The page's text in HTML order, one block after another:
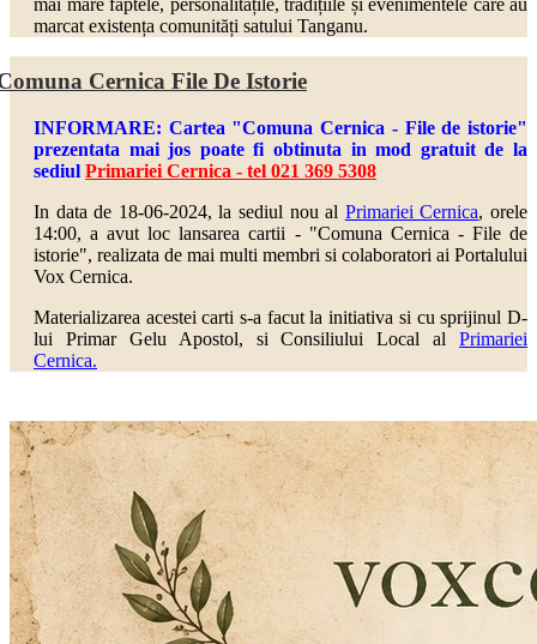
mai mare faptele, personalitățile, tradițiile și evenimentele care au
marcat existența comunități satului Tanganu.
Cernica File De Istorie
INFORMARE: Cartea "Comuna Cernica - File de istorie"
prezentata mai jos poate fi obtinuta in mod gratuit de la
sediul Primariei Cernica - tel 021 369 5308
In data de 18-06-2024, la sediul nou al Primariei Cernica, orele
14:00, a avut loc lansarea cartii - "Comuna Cernica - File de
istorie", realizata de mai multi membri si colaboratori ai Portalului
Vox Cernica.
Materializarea acestei carti s-a facut la initiativa si cu sprijinul D-
lui Primar Gelu Apostol, si Consiliului Local al Primariei
Cernica.